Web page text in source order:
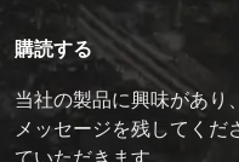
購読する
当社の製品に興味があり
メッセージを残してくだ
ていただきます。